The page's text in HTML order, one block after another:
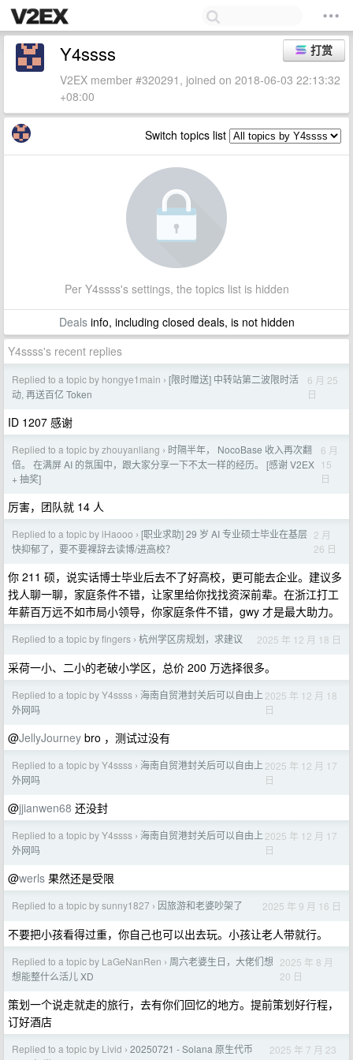
打赏
Y4ssss
V2EX member #320291, joined on 2018-06-03 22:13:32
+08:00
Switch topics list
Per Y4ssss's settings, the topics list is hidden
Dealsinfo, including closed deals, is not hidden
Y4ssss's recent replies
Replied to a topic by hongye1main › [限时赠送] 中转站第二波限时活
动, 再送百亿 Token
6 月 25
日
ID 1207 感谢
Replied to a topic by zhouyanliang › 时隔半年， NocoBase 收入再次翻
倍。 在满屏 AI 的氛围中，跟大家分享一下不太一样的经历。 [感谢 V2EX
+ 抽奖]
6 月
15
日
厉害，团队就 14 人
Replied to a topic by iHaooo › [职业求助] 29 岁 AI 专业硕士毕业在基层
快抑郁了，要不要裸辞去读博/进高校？
2 月
26 日
你 211 硕，说实话博士毕业后去不了好高校，更可能去企业。建议多
找人聊一聊，家庭条件不错，让家里给你找找资深前辈。在浙江打工
年薪百万远不如市局小领导，你家庭条件不错，gwy 才是最大助力。
Replied to a topic by fingers › 杭州学区房规划，求建议 2025 年 12 月 18 日
采荷一小、二小的老破小学区，总价 200 万选择很多。
Replied to a topic by Y4ssss › 海南自贸港封关后可以自由上
外网吗
2025 年 12 月 18
日
@JellyJourney bro ，测试过没有
Replied to a topic by Y4ssss › 海南自贸港封关后可以自由上
外网吗
2025 年 12 月 17
日
@jjianwen68 还没封
Replied to a topic by Y4ssss › 海南自贸港封关后可以自由上
外网吗
2025 年 12 月 17
日
@werls 果然还是受限
Replied to a topic by sunny1827 › 因旅游和老婆吵架了 2025 年 9 月 16 日
不要把小孩看得过重，你自己也可以出去玩。小孩让老人带就行。
Replied to a topic by LaGeNanRen › 周六老婆生日，大佬们想
想能整什么活儿 XD
2025 年 8 月
20 日
策划一个说走就走的旅行，去有你们回忆的地方。提前策划好行程，
订好酒店
Replied to a topic by Livid › 20250721 - Solana 原生代币
2025 年 7 月 23